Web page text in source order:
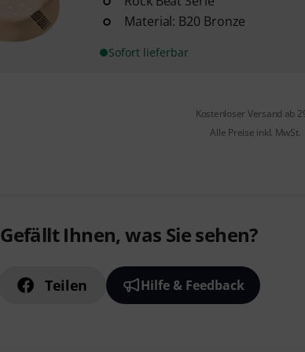
Material: B20 Bronze
Sofort lieferbar
Kostenloser Versand ab
Alle Preise inkl. MwSt.
Gefällt Ihnen, was Sie sehen?
Teilen Hilfe & Feedback